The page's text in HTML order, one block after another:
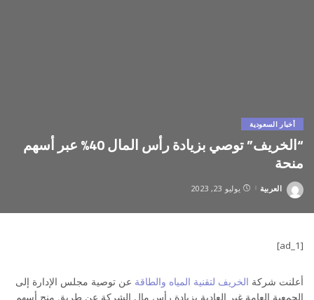
أخبار السعودية
“الخريف” توصي بزيادة رأس المال 40% عبر أسهم
منحة
Posted
العربية يوليو 23, 2023
[ad_1]
أعلنت شركة الخريف لتقنية المياه والطاقة عن توصية مجلس الإدارة إلى
الجمعية العامة غير العادية بزيادة رأس مال الشركة عن طريق منح أسهم